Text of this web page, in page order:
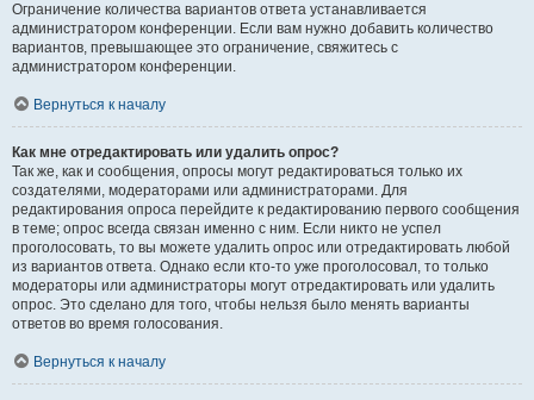
Ограничение количества вариантов ответа устанавливается
администратором конференции. Если вам нужно добавить количество
вариантов, превышающее это ограничение, свяжитесь с
администратором конференции.
Вернуться к началу
Как мне отредактировать или удалить опрос?
Так же, как и сообщения, опросы могут редактироваться только их
создателями, модераторами или администраторами. Для
редактирования опроса перейдите к редактированию первого сообщения
в теме; опрос всегда связан именно с ним. Если никто не успел
проголосовать, то вы можете удалить опрос или отредактировать любой
из вариантов ответа. Однако если кто-то уже проголосовал, то только
модераторы или администраторы могут отредактировать или удалить
опрос. Это сделано для того, чтобы нельзя было менять варианты
ответов во время голосования.
Вернуться к началу